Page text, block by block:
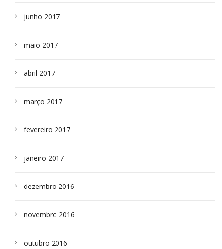
junho 2017
maio 2017
abril 2017
março 2017
fevereiro 2017
janeiro 2017
dezembro 2016
novembro 2016
outubro 2016